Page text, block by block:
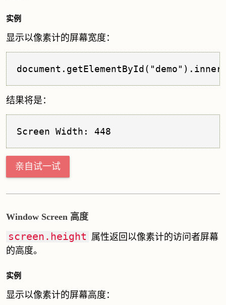
实例
显示以像素计的屏幕宽度：
结果将是：
Screen Width: 448
亲自试一试
Window Screen 高度
screen.height 属性返回以像素计的访问者屏幕
的高度。
实例
显示以像素计的屏幕高度：